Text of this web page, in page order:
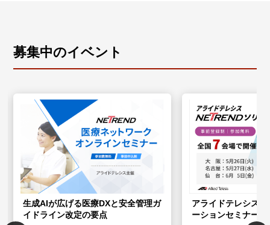
募集中のイベント
生成AIが広げる医療DXと安全管理ガ
イドライン改定の要点
アライドテレシス
ーションセミナー